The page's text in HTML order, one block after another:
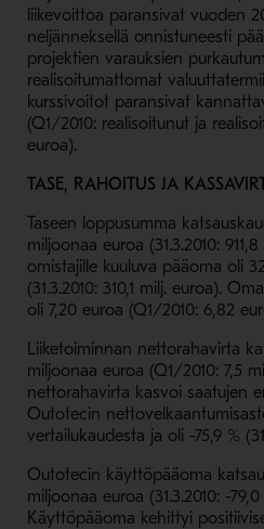
liikevoittoa paransivat vuoden
neljänneksellä onnistuneesti
projektien varauksien
realisoitumattomat
kurssivoitot paransivat
(Q1/2010: realisoitunut ja
euroa).
TASE, RAHOITUS JA
Taseen loppusumma
miljoonaa euroa (31.3.2010:
omistajille kuuluva pääoma oli
(31.3.2010: 310,1 milj. euroa).
oli 7,20 euroa (Q1/2010: 6,82
Liiketoiminnan nettorahavirta
miljoonaa euroa (Q1/2010: 7,5
nettorahavirta kasvoi saatujen
Outotecin
vertailukaudesta ja oli -75,9 %
Outotecin käyttöpääoma
miljoonaa euroa (31.3.2010: -
Käyttöpääoma kehittyi